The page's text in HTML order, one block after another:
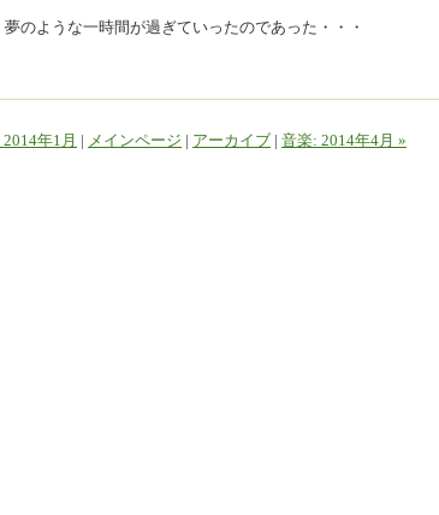
のような一時間が過ぎていったのであった・・・
年1月 | メインページ | アーカイブ | 音楽: 2014年4月 »